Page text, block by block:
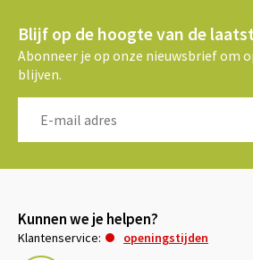
Blijf op de hoogte van de
Abonneer je op onze nieuwsbrief om
blijven.
Kunnen we je helpen?
Klantenservice:
openingstijden